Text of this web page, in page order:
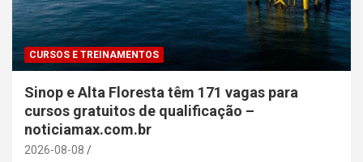
CURSOS E TREINAMENTOS
Sinop e Alta Floresta têm 171 vagas para
cursos gratuitos de qualificação –
noticiamax.com.br
2026-08-08